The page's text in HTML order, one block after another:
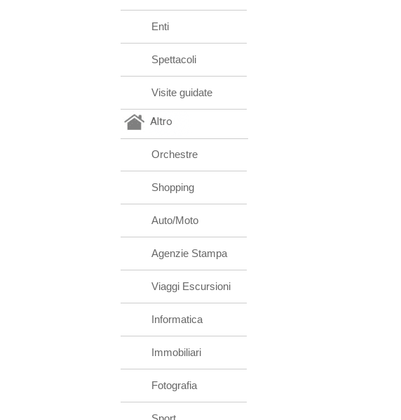
Enti
Spettacoli
Visite guidate
Altro
Orchestre
Shopping
Auto/Moto
Agenzie Stampa
Viaggi Escursioni
Informatica
Immobiliari
Fotografia